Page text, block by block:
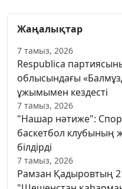
Жаңалықтар
7 тамыз, 2026
Respublica
облысындағы
ұжымымен кездесті
7 тамыз, 2026
"Нашар нәтиже":
баскетбол клубының
білдірді
7 тамыз, 2026
Рамзан Қадыровтың